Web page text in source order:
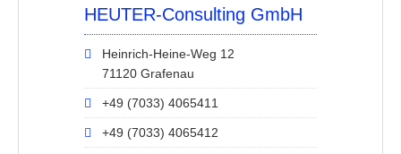
HEUTER-Consulting GmbH
Heinrich-Heine-Weg 12
71120 Grafenau
+49 (7033) 4065411
+49 (7033) 4065412